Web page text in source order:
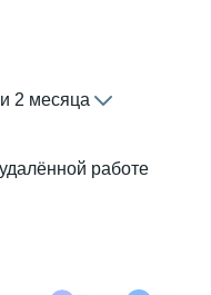
2 месяца
работе